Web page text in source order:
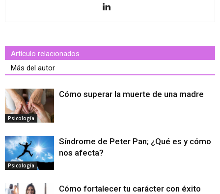
Artículo relacionados
Más del autor
Psicología
Cómo superar la muerte de una madre
Psicología
Síndrome de Peter Pan; ¿Qué es y cómo
nos afecta?
Cómo fortalecer tu carácter con éxito